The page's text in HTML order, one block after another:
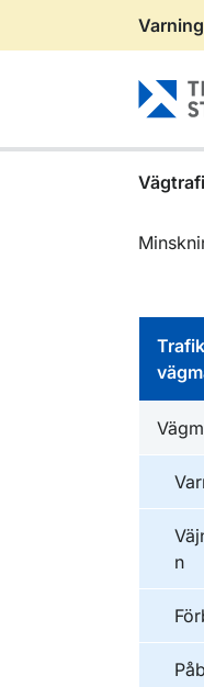
Gå till sidans
n